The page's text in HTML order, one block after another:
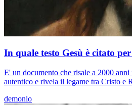
In quale testo Gesù è citato
E' un documento che risale a 2000
autentico e rivela il legame tra Cristo e
demonio